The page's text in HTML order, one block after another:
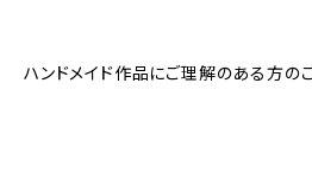
ハンドメイド作品にご理解のある方の